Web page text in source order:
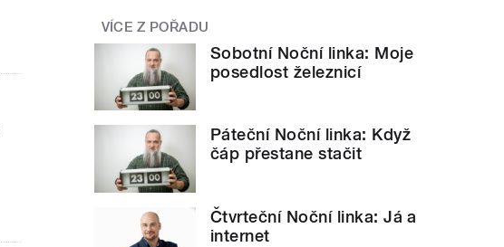
VÍCE Z POŘADU
Sobotní Noční linka: Moje
posedlost železnicí
Páteční Noční linka: Když
čáp přestane stačit
Čtvrteční Noční linka: Já a
internet